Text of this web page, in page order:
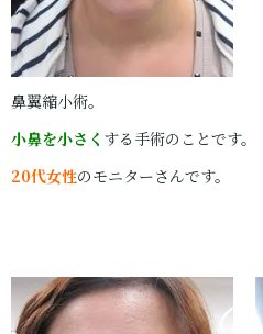
鼻翼縮小術。
小鼻を小さく する手術のことです。
20代女性のモニターさんです。